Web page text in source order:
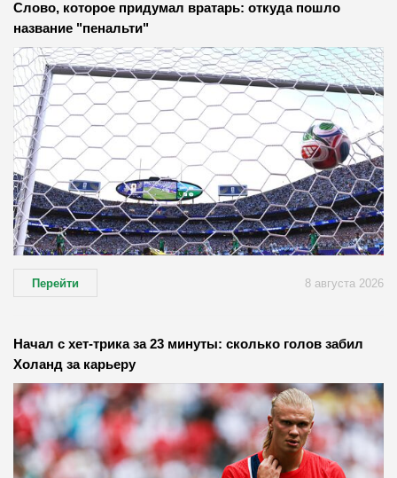
Слово, которое придумал вратарь: откуда пошло
название "пенальти"
Перейти 8 августа 2026
Начал с хет-трика за 23 минуты: сколько голов забил
Холанд за карьеру